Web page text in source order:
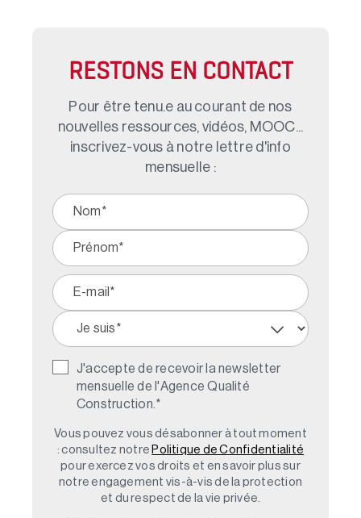
RESTONS EN CONTACT
Pour être tenu.e au courant de nos
nouvelles ressources, vidéos, MOOC...
inscrivez-vous à notre lettre d'info
mensuelle :
J'accepte de recevoir la newsletter
mensuelle de l'Agence Qualité
Construction. *
Vous pouvez vous désabonner à tout moment
: consultez notre Politique de Confidentialité
pour exercez vos droits et en savoir plus sur
notre engagement vis-à-vis de la protection
et du respect de la vie privée.